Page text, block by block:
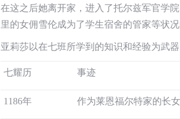
在这之后她离开家，进入了托尔兹军官学
里的女佣雪伦成为了学生宿舍的管家等状
亚莉莎以在七班所学到的知识和经验为武
七耀历 事迹
1186年 作为莱恩福尔特家的长